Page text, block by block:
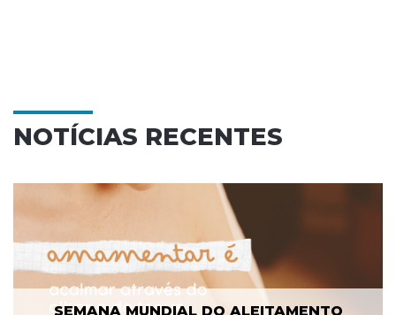
NOTÍCIAS RECENTES
SEMANA MUNDIAL DO ALEITAMENTO